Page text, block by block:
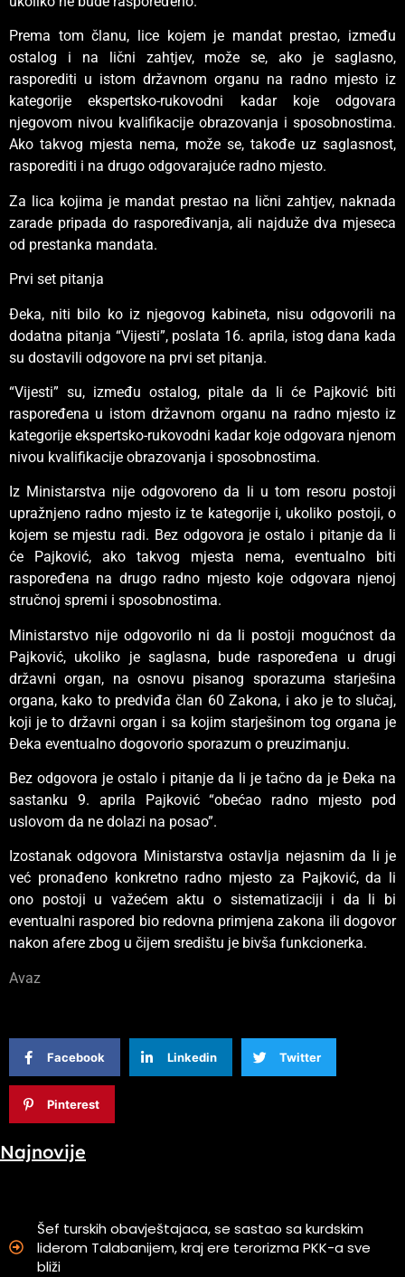
Prema tom članu, lice kojem je mandat prestao, između
ostalog i na lični zahtjev, može se, ako je saglasno,
rasporediti u istom državnom organu na radno mjesto iz
kategorije ekspertsko-rukovodni kadar koje odgovara
njegovom nivou kvalifikacije obrazovanja i sposobnostima.
Ako takvog mjesta nema, može se, takođe uz saglasnost,
rasporediti i na drugo odgovarajuće radno mjesto.
Za lica kojima je mandat prestao na lični zahtjev, naknada
zarade pripada do raspoređivanja, ali najduže dva mjeseca
od prestanka mandata.
Prvi set pitanja
Đeka, niti bilo ko iz njegovog kabineta, nisu odgovorili na
dodatna pitanja “Vijesti”, poslata 16. aprila, istog dana kada
su dostavili odgovore na prvi set pitanja.
“Vijesti” su, između ostalog, pitale da li će Pajković biti
raspoređena u istom državnom organu na radno mjesto iz
kategorije ekspertsko-rukovodni kadar koje odgovara njenom
nivou kvalifikacije obrazovanja i sposobnostima.
Iz Ministarstva nije odgovoreno da li u tom resoru postoji
upražnjeno radno mjesto iz te kategorije i, ukoliko postoji, o
kojem se mjestu radi. Bez odgovora je ostalo i pitanje da li
će Pajković, ako takvog mjesta nema, eventualno biti
raspoređena na drugo radno mjesto koje odgovara njenoj
stručnoj spremi i sposobnostima.
Ministarstvo nije odgovorilo ni da li postoji mogućnost da
Pajković, ukoliko je saglasna, bude raspoređena u drugi
državni organ, na osnovu pisanog sporazuma starješina
organa, kako to predviđa član 60 Zakona, i ako je to slučaj,
koji je to državni organ i sa kojim starješinom tog organa je
Đeka eventualno dogovorio sporazum o preuzimanju.
Bez odgovora je ostalo i pitanje da li je tačno da je Đeka na
sastanku 9. aprila Pajković “obećao radno mjesto pod
uslovom da ne dolazi na posao”.
Izostanak odgovora Ministarstva ostavlja nejasnim da li je
već pronađeno konkretno radno mjesto za Pajković, da li
ono postoji u važećem aktu o sistematizaciji i da li bi
eventualni raspored bio redovna primjena zakona ili dogovor
nakon afere zbog u čijem središtu je bivša funkcionerka.
Avaz
Facebook Linkedin Twitter
Pinterest
Najnovije
Šef turskih obavještajaca, se sastao sa kurdskim
liderom Talabanijem, kraj ere terorizma PKK-a sve
bliži